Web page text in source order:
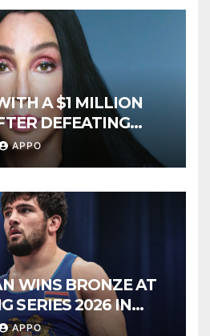
A $1 MILLION
DEFEATING
WIDOW
APPO
WINS BRONZE AT
SERIES 2026 IN
APPO